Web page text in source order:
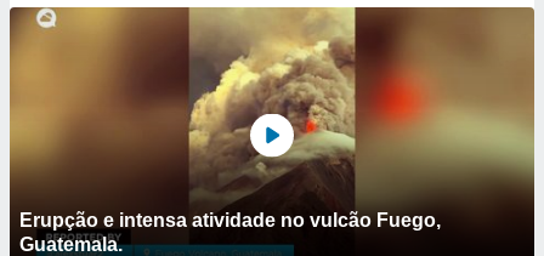
Erupção e intensa atividade no vulcão Fuego,
Guatemala.